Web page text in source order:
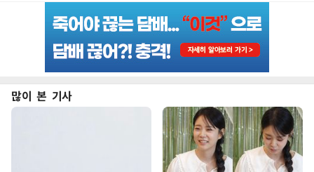
많이 본 기사